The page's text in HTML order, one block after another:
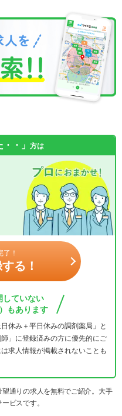
・」 方は
了！
る！
していない
もあります
休み＋平日休みの調剤薬局」と
」に登録済みの方に優先的にご
求人情報が掲載されないことも
通りの求人を無料でご紹介。大手
ビスです。